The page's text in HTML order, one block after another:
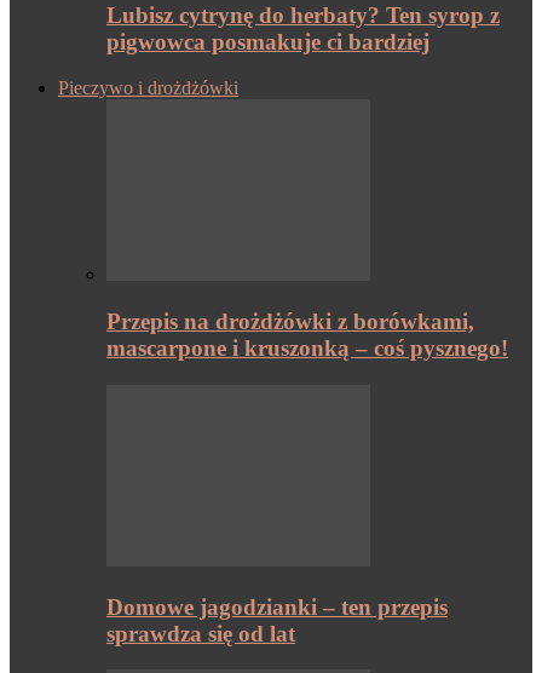
Lubisz cytrynę do herbaty? Ten syrop z
pigwowca posmakuje ci bardziej
Pieczywo i drożdżówki
Przepis na drożdżówki z borówkami,
mascarpone i kruszonką – coś pysznego!
Domowe jagodzianki – ten przepis
sprawdza się od lat